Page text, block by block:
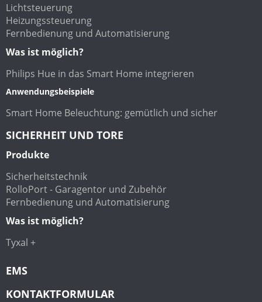
Lichtsteuerung
Heizungssteuerung
Fernbedienung und Automatisierung
Was ist möglich?
Philips Hue in das Smart Home integrieren
Anwendungsbeispiele
Smart Home Beleuchtung: gemütlich und sicher
SICHERHEIT UND TORE
Produkte
Sicherheitstechnik
RolloPort - Garagentor und Zubehör
Fernbedienung und Automatisierung
Was ist möglich?
Tyxal +
EMS
KONTAKTFORMULAR